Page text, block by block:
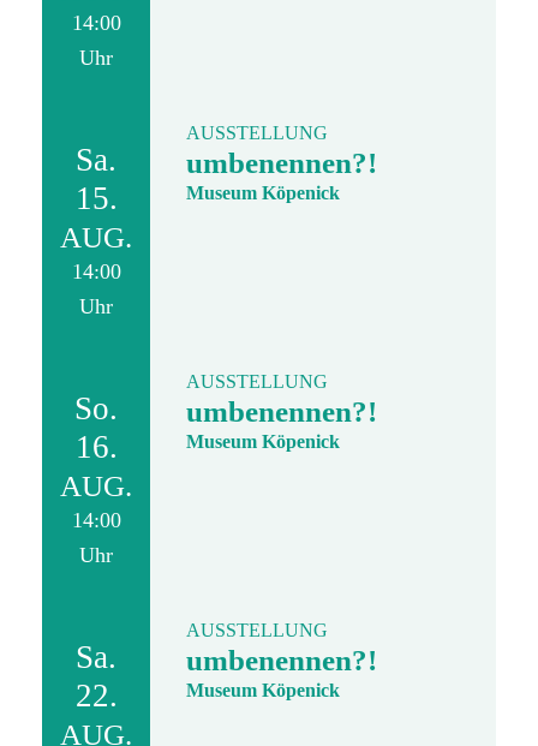
14:00
Uhr
Sa.
15.
AUG.
14:00
Uhr
AUSSTELLUNG
umbenennen?!
Museum Köpenick
So.
16.
AUG.
14:00
Uhr
AUSSTELLUNG
umbenennen?!
Museum Köpenick
Sa.
22.
AUG.
AUSSTELLUNG
umbenennen?!
Museum Köpenick